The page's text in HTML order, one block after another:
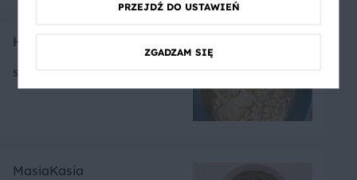
HomemadeChef
smaczna zupka
MasiaKasia
PRZEJDŹ DO USTAWIEŃ
ZGADZAM SIĘ